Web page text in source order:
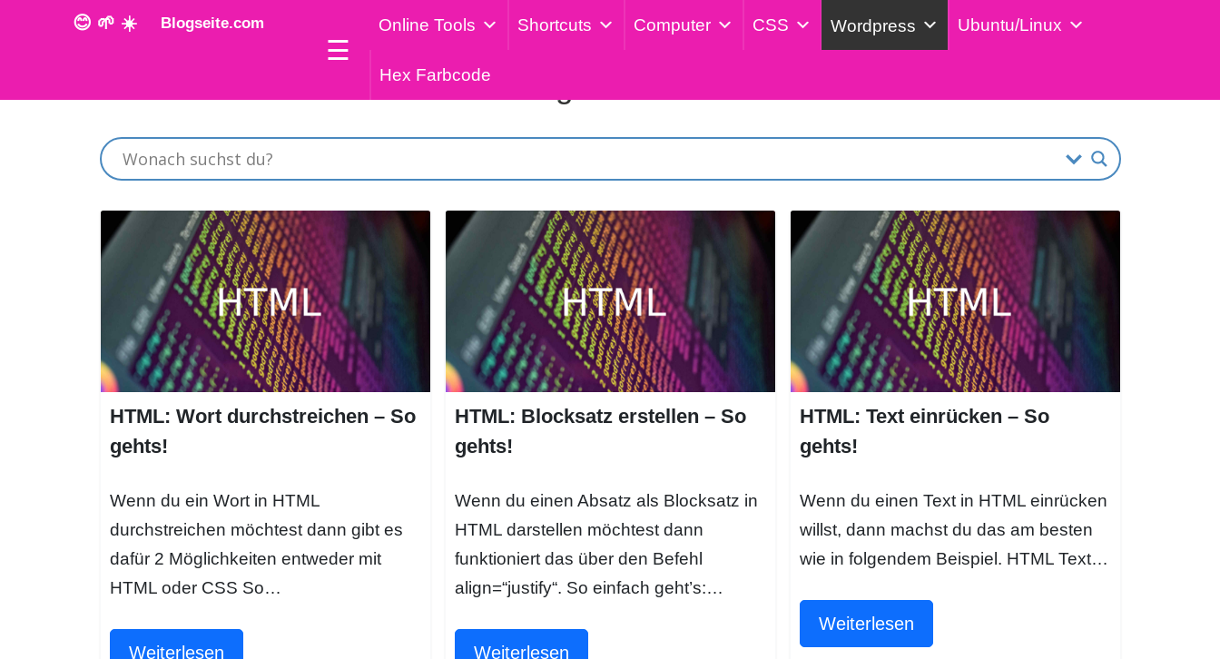
😊 🌱 ☀️ Blogseite.com
☰
Online Tools Shortcuts Computer CSS Wordpress Ubuntu/Linux
Hex Farbcode
HTML: Wort durchstreichen – So
gehts!
Wenn du ein Wort in HTML
durchstreichen möchtest dann gibt es
dafür 2 Möglichkeiten entweder mit
HTML oder CSS So…
Weiterlesen
HTML: Blocksatz erstellen – So
gehts!
Wenn du einen Absatz als Blocksatz in
HTML darstellen möchtest dann
funktioniert das über den Befehl
align=“justify“. So einfach geht’s:…
Weiterlesen
HTML: Text einrücken – So
gehts!
Wenn du einen Text in HTML einrücken
willst, dann machst du das am besten
wie in folgendem Beispiel. HTML Text…
Weiterlesen